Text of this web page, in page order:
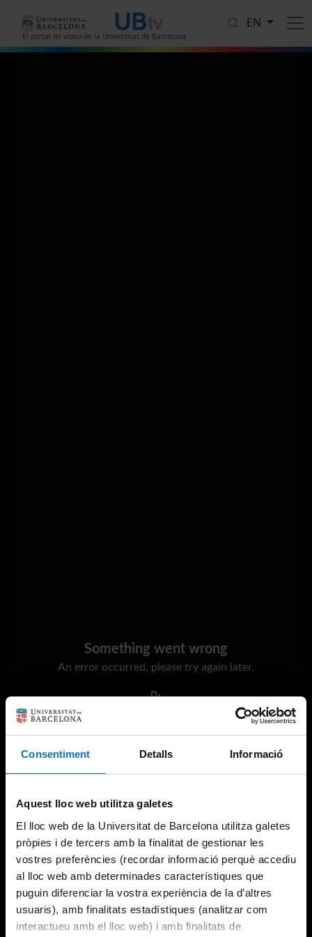
Consentiment Detalls Informació
Aquest lloc web utilitza galetes
El lloc web de la Universitat de Barcelona utilitza galetes
pròpies i de tercers amb la finalitat de gestionar les
vostres preferències (recordar informació perquè accediu
al lloc web amb determinades característiques que
puguin diferenciar la vostra experiència de la d’altres
usuaris), amb finalitats estadístiques (analitzar com
interactueu amb el lloc web) i amb finalitats de
El portal de vídeo de la Universitat de Barcelona
EN
Something went wrong
An error occurred, please try again later.